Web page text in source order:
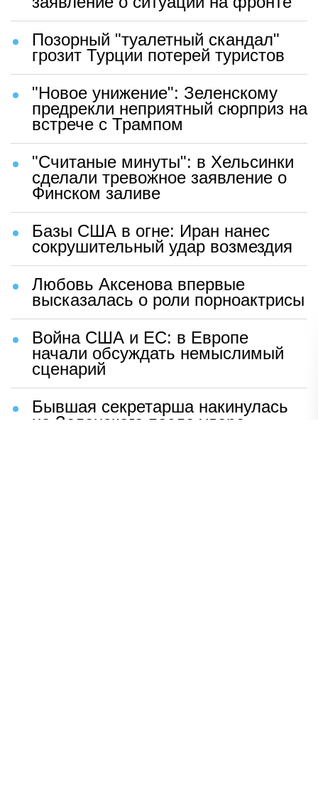
Позорный "туалетный скандал"
грозит Турции потерей туристов
"Новое унижение": Зеленскому
предрекли неприятный сюрприз на
встрече с Трампом
"Считаные минуты": в Хельсинки
сделали тревожное заявление о
Финском заливе
Базы США в огне: Иран нанес
сокрушительный удар возмездия
Любовь Аксенова впервые
высказалась о роли порноактрисы
Война США и ЕС: в Европе
начали обсуждать немыслимый
сценарий
Бывшая секретарша накинулась
на Зеленского после удара